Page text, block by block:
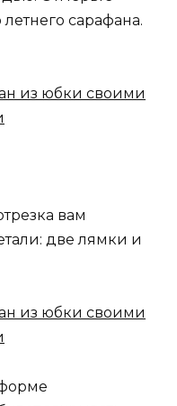
сарафана.
вам
две лямки и